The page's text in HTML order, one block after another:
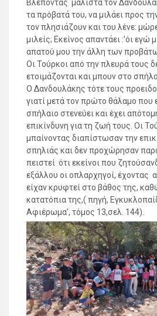
Βλέποντας μάλιστα τον
τα πρόβατά του, να μιλάει προς
τον πλησιάζουν και του λένε:
μιλείς; Εκείνος απαντάει :’όι εγώ
απατού μου την άλλη των
Οι Τούρκοι από την πλευρά τους
ετοιμάζονται και μπουν στο
Ο Δανδουλάκης τότε τους
γιατί μετά τον πρώτο θάλαμο που
σπήλαιο στενεύει και έχει
επικίνδυνη για τη ζωή τους. Οι
μπαίνοντας διαπίστωσαν την
σπηλιάς και δεν προχώρησαν
πειστεί ότι εκείνοι που
εξάλλου οι οπλαρχηγοί, έχοντας
είχαν κρυφτεί στο βάθος της,
κατατόπια της,( πηγή,
Αφιέρωμα’, τόμος 13,σελ. 144).